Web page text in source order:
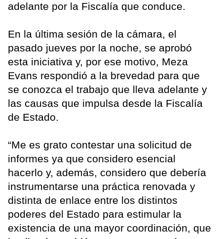
adelante por la Fiscalía que conduce.
En la última sesión de la cámara, el
pasado jueves por la noche, se aprobó
esta iniciativa y, por ese motivo, Meza
Evans respondió a la brevedad para que
se conozca el trabajo que lleva adelante y
las causas que impulsa desde la Fiscalía
de Estado.
“Me es grato contestar una solicitud de
informes ya que considero esencial
hacerlo y, además, considero que debería
instrumentarse una práctica renovada y
distinta de enlace entre los distintos
poderes del Estado para estimular la
existencia de una mayor coordinación, que